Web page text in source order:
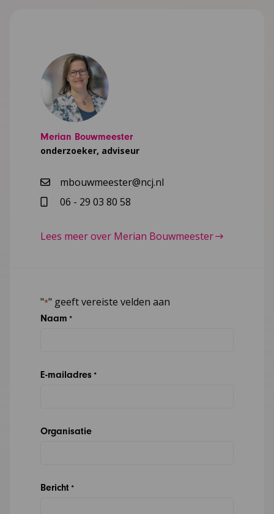
Merian Bouwmeester
onderzoeker, adviseur
mbouwmeester@ncj.nl
06 - 29 03 80 58
Lees meer over Merian Bouwmeester
"*" geeft vereiste velden aan
Naam *
E-mailadres *
Organisatie
Bericht *